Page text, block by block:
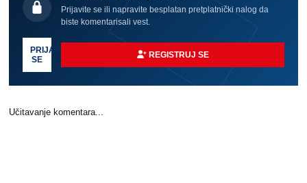
Prijavite se ili napravite besplatan pretplatnički nalog da
biste komentarisali vest.
PRIJAVI
SE
REGISTRUJ SE
Učitavanje komentara...